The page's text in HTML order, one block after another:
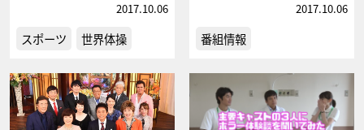
2017.10.06
スポーツ 世界体操
2017.10.06
番組情報